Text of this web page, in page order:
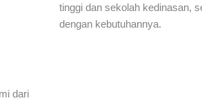
dari
tinggi dan sekolah kedinasan,
dengan kebutuhannya.